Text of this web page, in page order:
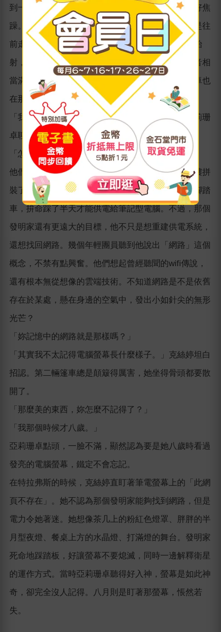
到一半默默解散，大家都累了，火辣的日頭曬得人好焦
躁。他們停下來讓馬休息，克絲婷還不想歇腿，於是往
前走了幾步，對著樹幹練習射刀。她從距離五步開始
射，接著是十步、二十步，聽見刀鋒吃進樹幹的聲音相
當滿意。樂團上路時，她鑽進第二輛篷車，亞莉珊卓也
在那裡休息、縫補戲服。
「我說啊，妳在特拉弗斯看到的電腦螢幕……」亞莉珊
卓聊起之前的話題。
「怎樣？」
他們不久前才離開特拉弗斯，那裡有個發明家在閣樓拼
裝了一套電力系統，規模很陽春，只是一輛固定式腳踏
車，拚命踩了半天才能供電給筆記型電腦。不過，那個
發明家還有更遠大的目標，他不只是想重建供電系統，
還想找回網路。幾個年輕團員聽到他說出「網路」這個
概念，不禁有點興奮。他們想起曾經聽聞的wifi傳說，
還有根本無從想像的雲端技術。不知道網路是不是依舊
存在於某處，懸在身邊的空氣中，發出小如針尖的無形
光芒？
「妳記憶中的網路就是那樣嗎？」
「其實我不太記得電腦螢幕長什麼樣子。」克絲婷坦白
招認。第二輛篷車總是顛簸得厲害，她坐得骨頭都要散
開了。
「那麼美的東西，妳怎麼不記得了？」
「我那個時候才八歲。」
亞莉珊卓點頭，一臉不滿，顯然認為要是她八歲時看過
發亮的電腦螢幕，鐵定不會忘記。
在特拉弗斯的時候，克絲婷直盯著筆電螢幕上的「此網
頁不存在」。她不認為那個發明家能夠找到網路，但是
電力令她著迷。她想像茶几上的粉紅色燈罩、胖胖的半
月型夜燈、餐桌上方的水晶燈、打滿燈的舞台。發明家
死命地踩踏板，好讓螢幕不要熄滅，同時一邊解釋衛星
的運作方式。當時亞莉珊卓聽得好入神，螢幕是如此神
奇，卻完全沒人記得。八月則是盯著那螢幕，悵然若
失。